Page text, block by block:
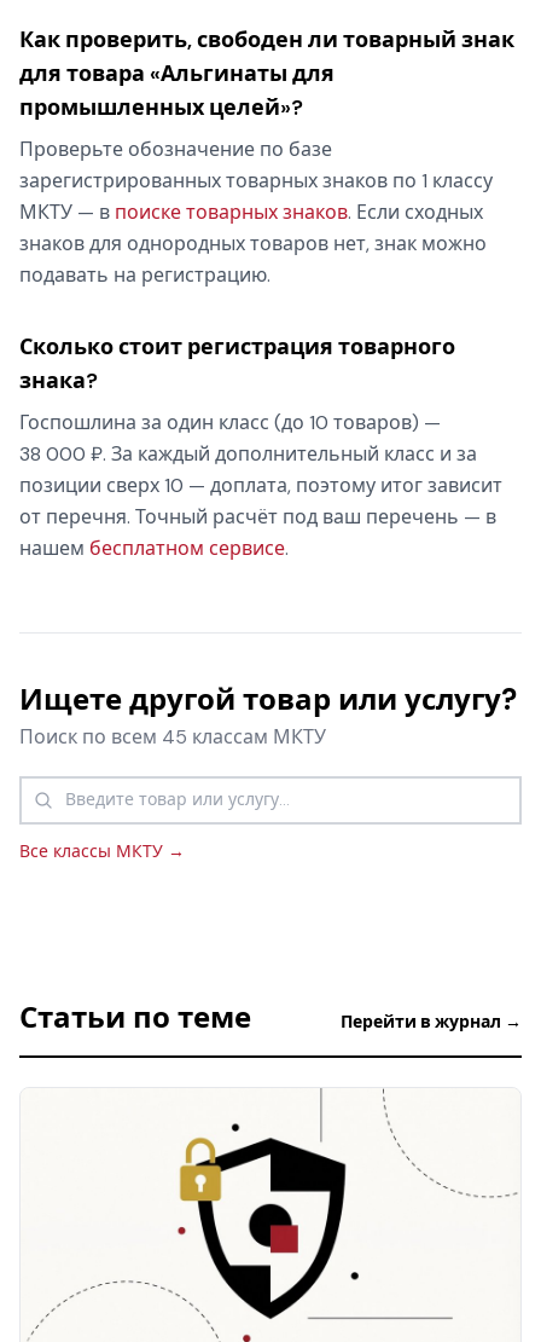
Как проверить, свободен ли товарный знак
для товара «Альгинаты для
промышленных целей»?
Проверьте обозначение по базе
зарегистрированных товарных знаков по 1 классу
МКТУ — в поиске товарных знаков. Если сходных
знаков для однородных товаров нет, знак можно
подавать на регистрацию.
Сколько стоит регистрация товарного
знака?
Госпошлина за один класс (до 10 товаров) —
38 000 ₽. За каждый дополнительный класс и за
позиции сверх 10 — доплата, поэтому итог зависит
от перечня. Точный расчёт под ваш перечень — в
нашем бесплатном сервисе.
Ищете другой товар или услугу?
Поиск по всем 45 классам МКТУ
Все классы МКТУ →
Статьи по теме Перейти в журнал →